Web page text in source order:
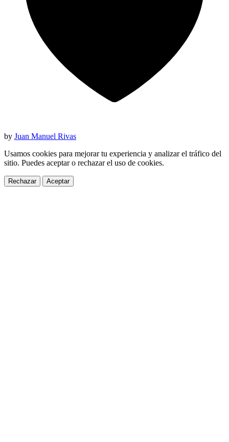
by Juan Manuel Rivas
Usamos cookies para mejorar tu experiencia y analizar el tráfico del
sitio. Puedes aceptar o rechazar el uso de cookies.
Rechazar Aceptar